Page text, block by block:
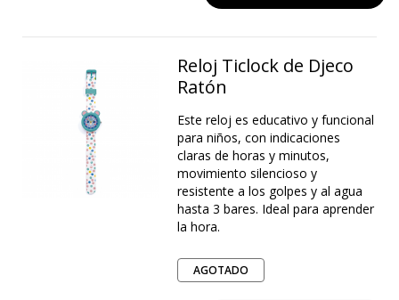
Reloj Ticlock de Djeco
Ratón
Este reloj es educativo y funcional
para niños, con indicaciones
claras de horas y minutos,
movimiento silencioso y
resistente a los golpes y al agua
hasta 3 bares. Ideal para aprender
la hora.
AGOTADO